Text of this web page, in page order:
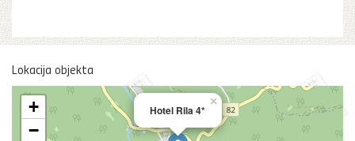
Lokacija objekta
Hotel Rila 4*
×
+
−